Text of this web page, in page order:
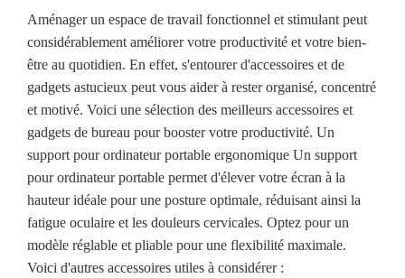
Aménager un espace de travail fonctionnel et stimulant peut
considérablement améliorer votre productivité et votre bien-
être au quotidien. En effet, s'entourer d'accessoires et de
gadgets astucieux peut vous aider à rester organisé, concentré
et motivé. Voici une sélection des meilleurs accessoires et
gadgets de bureau pour booster votre productivité. Un
support pour ordinateur portable ergonomique Un support
pour ordinateur portable permet d'élever votre écran à la
hauteur idéale pour une posture optimale, réduisant ainsi la
fatigue oculaire et les douleurs cervicales. Optez pour un
modèle réglable et pliable pour une flexibilité maximale.
Voici d'autres accessoires utiles à considérer :